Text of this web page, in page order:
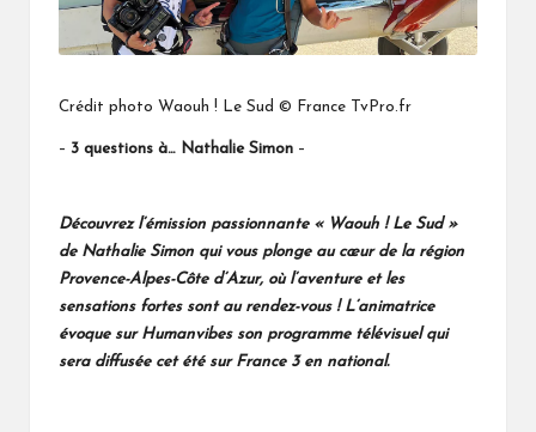
Crédit photo Waouh ! Le Sud © France TvPro.fr
– 3 questions à… Nathalie Simon –
Découvrez l’émission passionnante « Waouh ! Le Sud »
de Nathalie Simon qui vous plonge au cœur de la région
Provence-Alpes-Côte d’Azur, où l’aventure et les
sensations fortes sont au rendez-vous ! L’animatrice
évoque sur Humanvibes son programme télévisuel qui
sera diffusée cet été sur France 3 en national.